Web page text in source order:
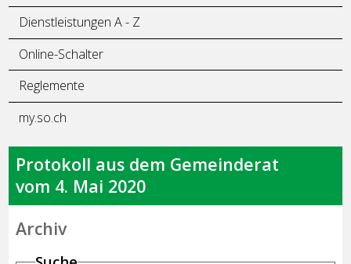
Dienstleistungen A - Z
Online-Schalter
Reglemente
my.so.ch
Protokoll aus dem Gemeinderat
vom 4. Mai 2020
Archiv